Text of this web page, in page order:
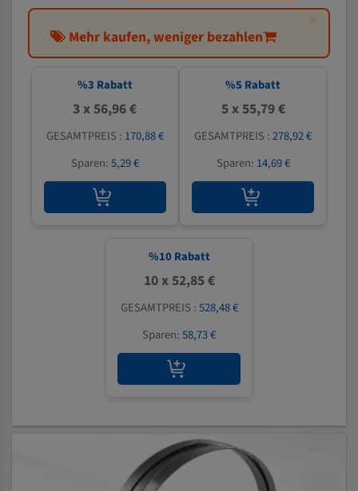
×
Mehr kaufen, weniger bezahlen
%3 Rabatt
3 x 56,96 €
GESAMTPREIS : 170,88 €
Sparen:5,29 €
%5 Rabatt
5 x 55,79 €
GESAMTPREIS :278,92 €
Sparen: 14,69 €
%10 Rabatt
10 x 52,85 €
GESAMTPREIS :528,48 €
Sparen:58,73 €